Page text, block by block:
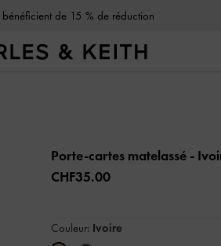
bénéficient de 15 % de réduction
Porte-cartes matelassé -
CHF35.00
Couleur: Ivoire